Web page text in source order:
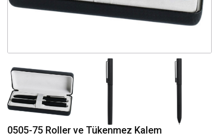
0505-75 Roller ve Tükenmez Kalem